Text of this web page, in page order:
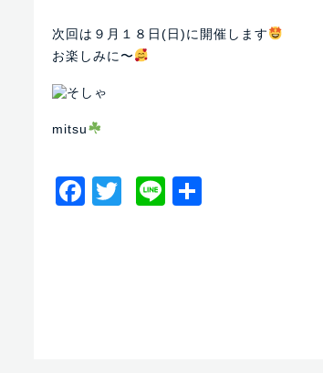
次回は９月１８日(日)に開催します
お楽しみに〜
mitsu
Facebook
Twitter
Line